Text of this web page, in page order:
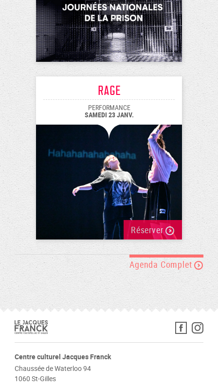
Rage
PERFORMANCE
SAMEDI 23 JANV.
Réserver
Agenda Complet
Centre culturel Jacques Franck
Chaussée de Waterloo 94
1060 St-Gilles